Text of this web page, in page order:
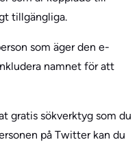
tillgängliga.
som äger den e-
namnet för att
gratis sökverktyg som du
på Twitter kan du